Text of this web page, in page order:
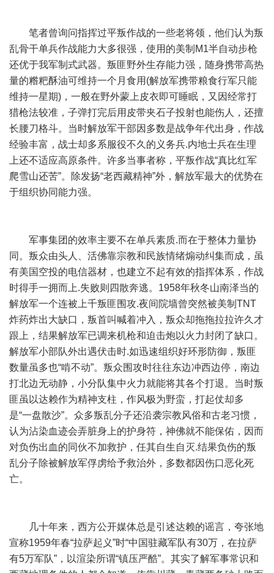
笔者曾询问指挥过平叛作战的一些老将领，他们认为叛
乱骨干单兵作战能力大多很强，使用的美制M1半自动步枪
还优于我军制式武器。叛匪野外生存能力强，随身携带高热
量的糌粑酥油可维持一个月食用(解放军携带粮食行军只能
维持一星期)，一般在野外蒙上皮衣即可睡眠，又因经常打
猎枪法较准，子弹打完后用皮带夹石子投射也能伤人，还擅
长腰刀格斗。当时解放军干部因多数是战争年代出身，作战
经验丰富，战士却多系服役不久的义务兵.内地士兵在生理
上还不适应高原条件。许多当事者称，平叛作战“真比红军
爬雪山还苦”。除发扬“老西藏精神”外，解放军最大的优势在
于组织协同能力强。
军事集团的效率主要不在单兵素质.而在于整体力量协
同。叛众由头人、活佛靠宗教和民族情绪煽动纠集而成，虽
有美国空投的电信器材，也建立不起有效的指挥体系，作战
时得手一拥而上.失败则四散奔逃。1958年秋冬山南泽当的
解放军一个连被上千叛匪围攻.夜间院墙曾突然被美制TNT
炸药炸出大缺口，叛首叫喊着冲入，叛众却拖拖拉拉许久才
跟上，结果解放军已调来机枪和迫击炮以火力封闭了缺口。
解放军小部队外出遇伏击时.如迅速组织好环形防御，叛匪
数量虽多也“啃不动”。叛众围攻时往往东边冲西边停，南边
打北边无动静，小分队集中火力就能将其各个打退。当时叛
匪虽以达赖作为精神支柱，作风极为野蛮，打起仗却多
是“一盘散沙”。众多叛乱分子还沿袭宗教风俗和古老习惯，
认为沾染血迹会弄脏身上的护身符，神佛就不能保佑，因而
对负伤出血的同伙不加救护，任其自生自灭.结果负伤的叛
乱分子除被解放军俘虏给予救治外，多数都因伤口恶化死
亡。
几十年来，西方公开媒体总是引述达赖的谣言，夸张地
宣称1959年春“拉萨起义”时“中国驻藏军队有30万，在拉萨
有5万军队”，以渲染所谓“镇压严酷”。其实了解军事常识和